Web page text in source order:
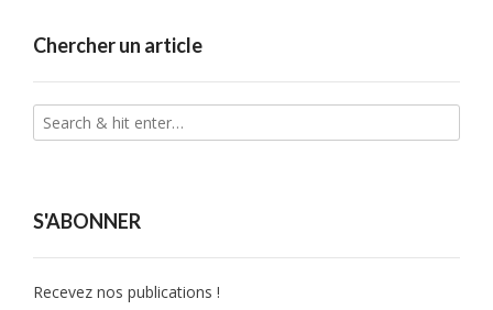
Chercher un article
S'ABONNER
Recevez nos publications !